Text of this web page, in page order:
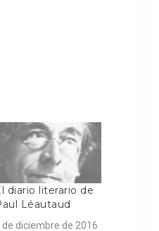
diario literario de
Léautaud
de diciembre de 2016